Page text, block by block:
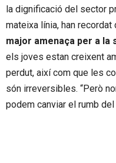
la dignificació del sector
mateixa línia, han recordat
major amenaça per a la
els joves estan creixent
perdut, així com que les
són irreversibles. “Però
podem canviar el rumb